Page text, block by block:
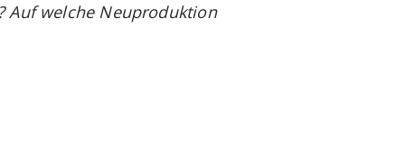
Auf welche Neuproduktion